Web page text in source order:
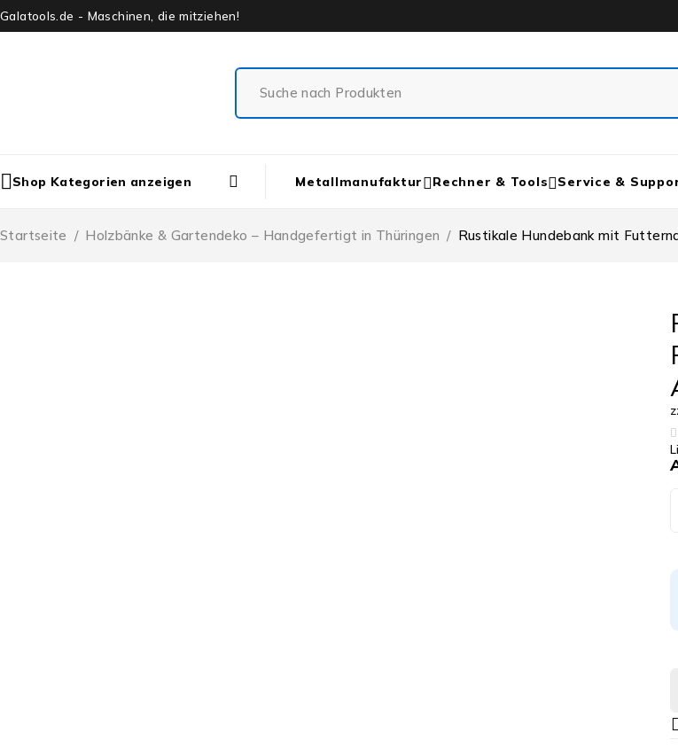
Galatools.de - Maschinen, die mitziehen!
Shop Kategorien anzeigen Metallmanufaktur Rechner & Tools Service &
Startseite / Holzbänke & Gartendeko – Handgefertigt in Thüringen / Rustikale Hundebank mit